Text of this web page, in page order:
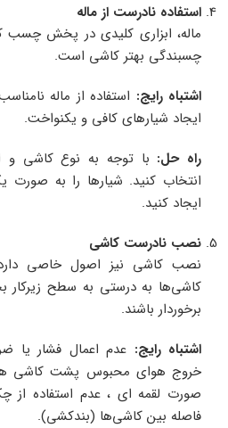
استفاده نادرست از ماله
ماله، ابزاری کلیدی در پخش چسب
چسبندگی بهتر کاشی است.
اشتباه رایج: استفاده از ماله
ایجاد شیارهای کافی و یکنواخت.
راه حل: با توجه به نوع کاشی و
انتخاب کنید. شیارها را به
ایجاد کنید.
نصب نادرست کاشی
نصب کاشی نیز اصول خاصی
کاشی‌ها به درستی به سطح زیرکار
برخوردار باشند.
اشتباه رایج: عدم اعمال فشار یا
خروج هوای محبوس پشت کاشی
صورت لقمه ای ، عدم استفاده از
فاصله بین کاشی‌ها (بندکشی).